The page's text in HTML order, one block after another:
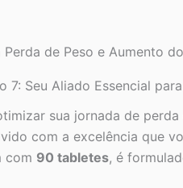
de Peso e Aumento
Seu Aliado Essencial
sua jornada de
com a excelência que
com 90 tabletes, é